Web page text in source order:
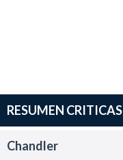
RESUMEN CRITICAS
Chandler